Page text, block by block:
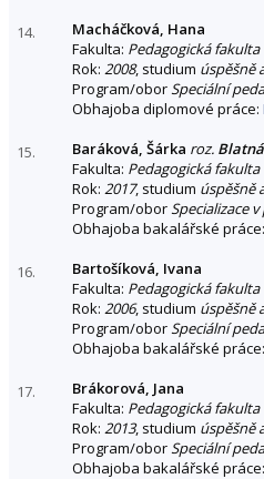
14.
Macháčková, Hana
Fakulta: Pedagogická fakulta
Rok: 2008, studium úspěšně
Program/oborSpeciální
Obhajoba diplomové práce:
15. Baráková, Šárka roz. Blatná
Fakulta: Pedagogická fakulta
Rok: 2017, studium úspěšně
Program/oborSpecializace
Obhajoba bakalářské práce:
16.
Bartošíková, Ivana
Fakulta: Pedagogická fakulta
Rok: 2006, studium úspěšně
Program/oborSpeciální
Obhajoba bakalářské práce:
17.
Brákorová, Jana
Fakulta: Pedagogická fakulta
Rok: 2013, studium úspěšně
Program/oborSpeciální
Obhajoba bakalářské práce: